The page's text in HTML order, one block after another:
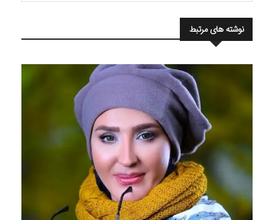
نوشته های مرتبط